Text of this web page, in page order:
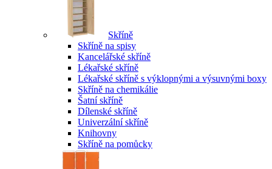
Skříně
Skříně na spisy
Kancelářské skříně
Lékařské skříně
Lékařské skříně s výklopnými a výsuvnými boxy
Skříně na chemikálie
Šatní skříně
Dílenské skříně
Univerzální skříně
Knihovny
Skříně na pomůcky